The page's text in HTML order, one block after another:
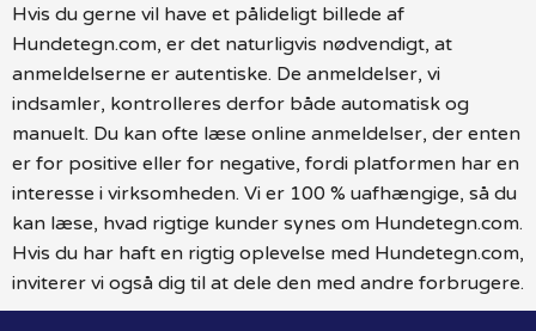
Hvis du gerne vil have et pålideligt billede af
Hundetegn.com, er det naturligvis nødvendigt, at
anmeldelserne er autentiske. De anmeldelser, vi
indsamler, kontrolleres derfor både automatisk og
manuelt. Du kan ofte læse online anmeldelser, der enten
er for positive eller for negative, fordi platformen har en
interesse i virksomheden. Vi er 100 % uafhængige, så du
kan læse, hvad rigtige kunder synes om Hundetegn.com.
Hvis du har haft en rigtig oplevelse med Hundetegn.com,
inviterer vi også dig til at dele den med andre forbrugere.